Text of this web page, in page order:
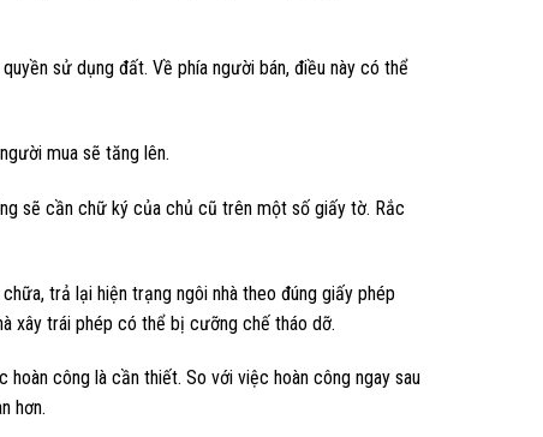
sử dụng đất. Về phía người bán, điều này có thể
mua sẽ tăng lên.
sẽ cần chữ ký của chủ cũ trên một số giấy tờ. Rắc
trả lại hiện trạng ngôi nhà theo đúng giấy phép
xây trái phép có thể bị cưỡng chế tháo dỡ.
công là cần thiết. So với việc hoàn công ngay sau
hơn.